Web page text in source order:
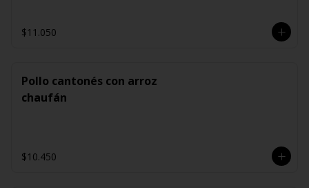
$11.050
Pollo cantonés con arroz
chaufán
$10.450